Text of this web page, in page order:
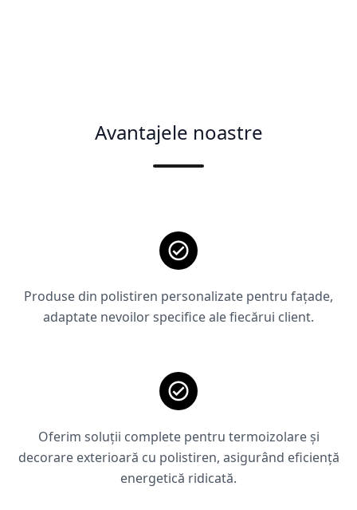
Avantajele noastre
Produse din polistiren personalizate pentru fațade,
adaptate nevoilor specifice ale fiecărui client.
Oferim soluții complete pentru termoizolare și
decorare exterioară cu polistiren, asigurând eficiență
energetică ridicată.